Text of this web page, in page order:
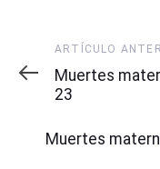
Artículo
Anterior
ARTÍCULO
Muertes
23
Siguiente
Muertes